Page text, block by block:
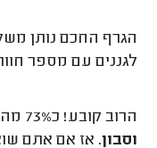
הגרף החכם נותן
לגננים עם מספר
הרוב קובע! כ73% מהגננים ענו
וסבון. אז אם אתם